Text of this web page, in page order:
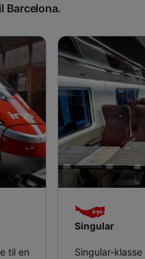
Barcelona.
til en
Singular
Singular-